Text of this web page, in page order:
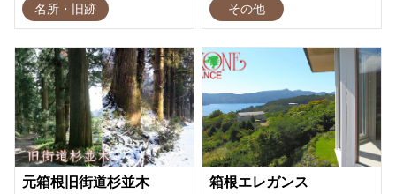
名所・旧跡 その他
元箱根旧街道杉並木 箱根エレガンス